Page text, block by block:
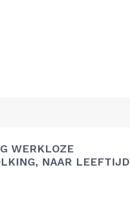
WERKLOZE
NAAR LEEFTIJD